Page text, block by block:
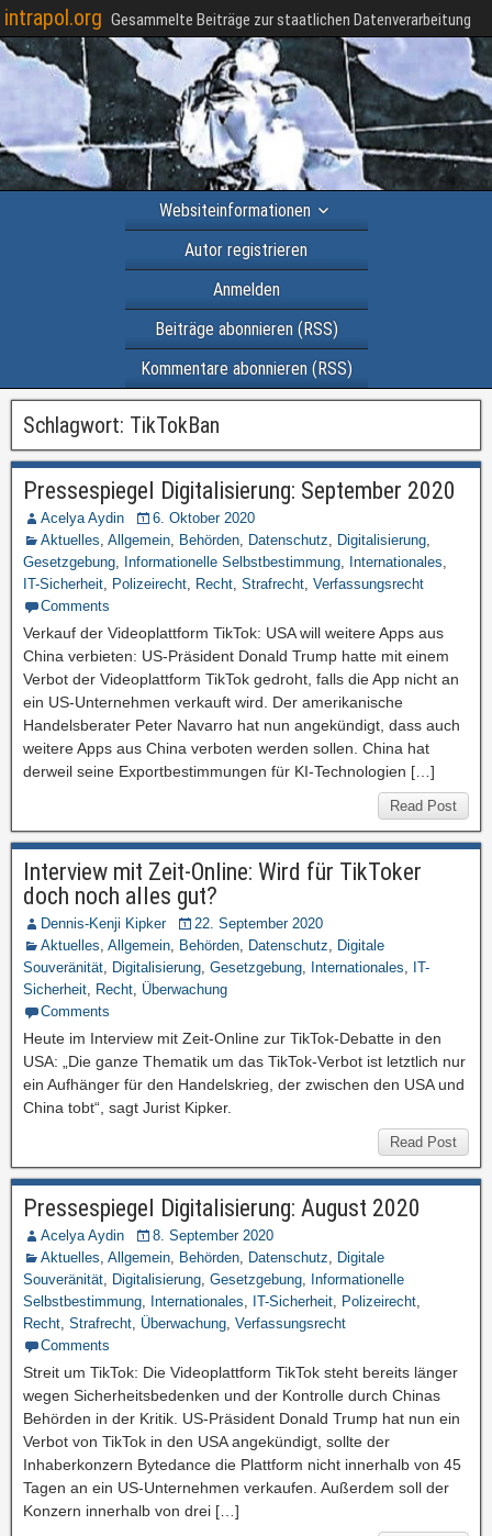
intrapol.org Gesammelte Beiträge zur staatlichen Datenverarbeitung
Websiteinformationen
Autor registrieren
Anmelden
Beiträge abonnieren (RSS)
Kommentare abonnieren (RSS)
Schlagwort: TikTokBan
Pressespiegel Digitalisierung: September 2020
Acelya Aydin
6. Oktober 2020
Aktuelles, Allgemein, Behörden, Datenschutz, Digitalisierung,
Gesetzgebung, Informationelle Selbstbestimmung, Internationales,
IT-Sicherheit, Polizeirecht, Recht, Strafrecht, Verfassungsrecht
Comments
Verkauf der Videoplattform TikTok: USA will weitere Apps aus
China verbieten: US-Präsident Donald Trump hatte mit einem
Verbot der Videoplattform TikTok gedroht, falls die App nicht an
ein US-Unternehmen verkauft wird. Der amerikanische
Handelsberater Peter Navarro hat nun angekündigt, dass auch
weitere Apps aus China verboten werden sollen. China hat
derweil seine Exportbestimmungen für KI-Technologien […]
Read Post
Interview mit Zeit-Online: Wird für TikToker
doch noch alles gut?
Dennis-Kenji Kipker
22. September 2020
Aktuelles, Allgemein, Behörden, Datenschutz, Digitale
Souveränität, Digitalisierung, Gesetzgebung, Internationales, IT-
Sicherheit, Recht, Überwachung
Comments
Heute im Interview mit Zeit-Online zur TikTok-Debatte in den
USA: „Die ganze Thematik um das TikTok-Verbot ist letztlich nur
ein Aufhänger für den Handelskrieg, der zwischen den USA und
China tobt“, sagt Jurist Kipker.
Read Post
Pressespiegel Digitalisierung: August 2020
Acelya Aydin
8. September 2020
Aktuelles, Allgemein, Behörden, Datenschutz, Digitale
Souveränität, Digitalisierung, Gesetzgebung, Informationelle
Selbstbestimmung, Internationales, IT-Sicherheit, Polizeirecht,
Recht, Strafrecht, Überwachung, Verfassungsrecht
Comments
Streit um TikTok: Die Videoplattform TikTok steht bereits länger
wegen Sicherheitsbedenken und der Kontrolle durch Chinas
Behörden in der Kritik. US-Präsident Donald Trump hat nun ein
Verbot von TikTok in den USA angekündigt, sollte der
Inhaberkonzern Bytedance die Plattform nicht innerhalb von 45
Tagen an ein US-Unternehmen verkaufen. Außerdem soll der
Konzern innerhalb von drei […]